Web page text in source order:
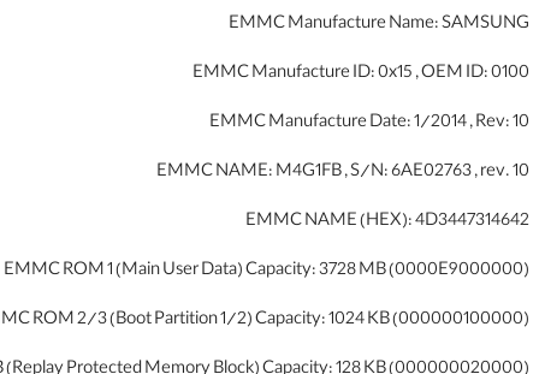
EMMC Manufacture Name: SAMSUNG
EMMC Manufacture ID: 0x15 , OEM ID: 0100
EMMC Manufacture Date: 1/2014 , Rev: 10
EMMC NAME: M4G1FB , S/N: 6AE02763 , rev. 10
EMMC NAME (HEX): 4D3447314642
EMMC ROM 1 (Main User Data) Capacity: 3728 MB (0000E9000000)
ROM 2/3 (Boot Partition 1/2) Capacity: 1024 KB (000000100000)